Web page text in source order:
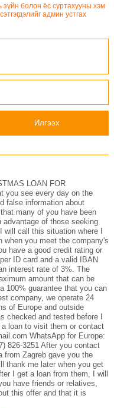
болон ёс суртахууны хэм
админ устгах
Илгээх
LOAN FOR
you see every day on the
false information about
many of you have been
of those seeking
call this situation where I
when you meet the company's
have a good credit rating or
ID card and a valid IBAN
interest rate of 3%. The
amount that can be
100% guarantee that you can
company, we operate 24
of Europe and outside
checked and tested before I
loan to visit them or contact
WhatsApp for Europe:
826-3251 After you contact
from Zagreb gave you the
thank me later when you get
I get a loan from them, I will
have friends or relatives,
this offer and that it is